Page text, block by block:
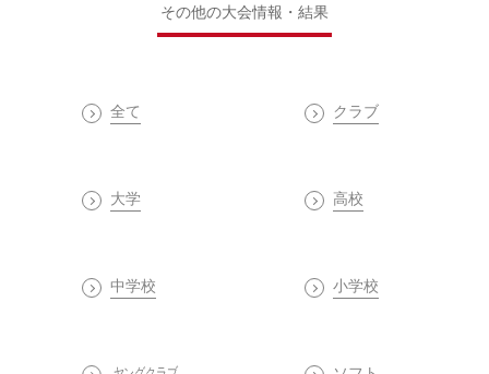
その他の大会情報・結果
全て クラブ
大学 高校
中学校 小学校